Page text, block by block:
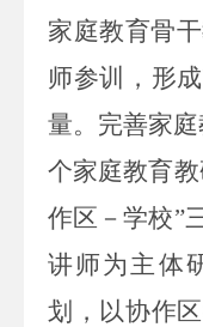
家庭教育骨
师参训， 形成
量。 完善家
个家庭教育
作区－学校”
讲师为主体
划，以协作